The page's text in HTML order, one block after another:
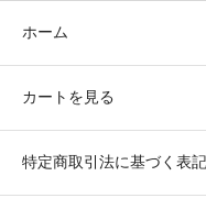
ホーム
カートを見る
特定商取引法に基づく表記